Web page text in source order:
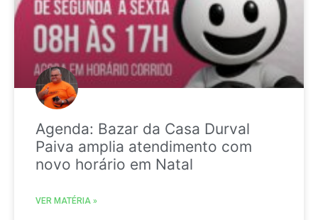
Agenda: Bazar da Casa Durval
Paiva amplia atendimento com
novo horário em Natal
VER MATÉRIA »